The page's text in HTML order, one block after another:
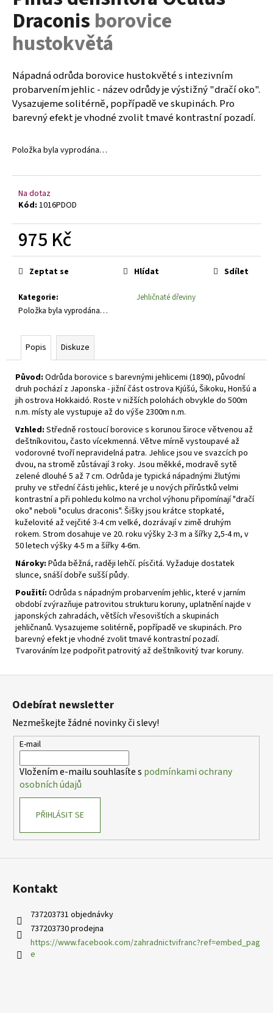
0,0
z
5
hvězdiček.
Draconis borovice
hustokvětá
Nápadná odrůda borovice hustokvěté s intezivním
probarvením jehlic - název odrůdy je výstižný "dračí oko".
Vysazujeme solitérně, popřípadě ve skupinách. Pro
barevný efekt je vhodné zvolit tmavé kontrastní pozadí.
Položka byla vyprodána…
Na dotaz
Kód: 1016PDOD
975 Kč
Měrná
cena:
Kategorie:
Jehličnaté dřeviny
Položka byla vyprodána…
Zeptat se Hlídat Sdílet
Popis Diskuze
Původ: Odrůda borovice s barevnými jehlicemi (1890), původní
druh pochází z Japonska - jižní část ostrova Kjúšú, Šikoku, Honšú a
jih ostrova Hokkaidó. Roste v nižších polohách obvykle do 500m
n.m. místy ale vystupuje až do výše 2300m n.m.
Vzhled: Středně rostoucí borovice s korunou široce větvenou až
deštníkovitou, často vícekmenná. Větve mírně vystoupavé až
vodorovné tvoří nepravidelná patra. Jehlice jsou ve svazcích po
dvou, na stromě zůstávají 3 roky. Jsou měkké, modravě sytě
zelené dlouhé 5 až 7 cm. Odrůda je typická nápadnými žlutými
pruhy ve střední části jehlic, které je u nových přírůstků velmi
kontrastní a při pohledu kolmo na vrchol výhonu připomínají "dračí
oko" neboli "oculus draconis". Šišky jsou krátce stopkaté,
kuželovité až vejčité 3-4 cm velké, dozrávají v zimě druhým
rokem. Strom dosahuje ve 20. roku výšky 2-3 m a šířky 2,5-4 m, v
50 letech výšky 4-5 m a šířky 4-6m.
Nároky: Půda běžná, raději lehčí. písčitá. Vyžaduje dostatek
slunce, snáší dobře sušší půdy.
Použití: Odrůda s nápadným probarvením jehlic, které v jarním
období zvýrazňuje patrovitou strukturu koruny, uplatnění najde v
japonských zahradách, větších vřesovištích a skupinách
jehličnanů. Vysazujeme solitérně, popřípadě ve skupinách. Pro
barevný efekt je vhodné zvolit tmavé kontrastní pozadí.
Tvarováním lze podpořit patrovitý až deštníkovitý tvar koruny.
a
j
í
?
D
o
p
o
u
e
PHLOX
SUBULATA
SCARLET
FLAME
PLAMENKA
KOBERCOVÁ
75
Kč
Z
Odebírat newsletter
Nezmeškejte žádné novinky či slevy!
E-mail
Vložením e-mailu souhlasíte s podmínkami ochrany
osobních údajů
PŘIHLÁSIT SE
Kontakt
737203731 objednávky
737203730 prodejna
https://www.facebook.com/zahradnictvifranc?ref=embed_pag
e